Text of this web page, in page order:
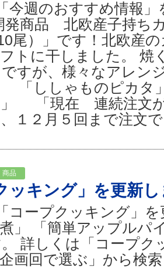
今週のおすすめ情報
発商品 北欧産子持
尾）」です！北欧産
トに干しました。 焼
すが、様々なアレン
ししゃものピカ
」 「現在 連続注文
１２月５回まで注文
商品
ッキング」を更新
コープクッキング」
」 「簡単アップルパ
詳しくは「コープク
画回で選ぶ」から検